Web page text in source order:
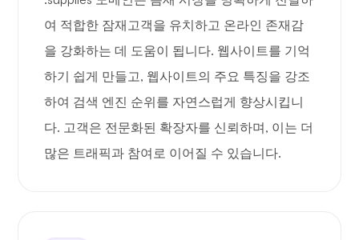
여 적합한 잠재고객을 유치하고 온라인 존재감
을 강화하는 데 도움이 됩니다. 웹사이트를 기억
하기 쉽게 만들고, 웹사이트의 주요 특징을 강조
하여 검색 엔진 순위를 자연스럽게 향상시킵니
다. 고객은 전문화된 확장자를 신뢰하며, 이는 더
많은 트래픽과 참여로 이어질 수 있습니다.